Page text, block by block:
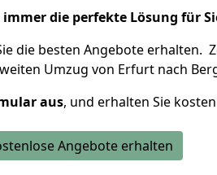
die perfekte Lösung für
die besten Angebote erhalten.
Umzug von Erfurt nach
aus, und erhalten Sie
Angebote erhalten